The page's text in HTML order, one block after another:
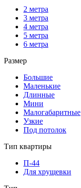
2 метра
3 метра
4 метра
5 метра
6 метра
Размер
Большие
Маленькие
Длинные
Мини
Малогабаритные
Узкие
Под потолок
Тип квартиры
П-44
Для хрущевки